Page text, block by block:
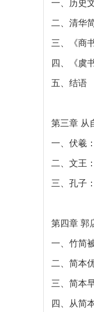
一、历史
二、清华
三、《商
四、《虞
五、结语
第三章 从
一、伏羲
二、文王
三、孔子
第四章 郭
一、竹简
二、简本
三、简本
四、从简